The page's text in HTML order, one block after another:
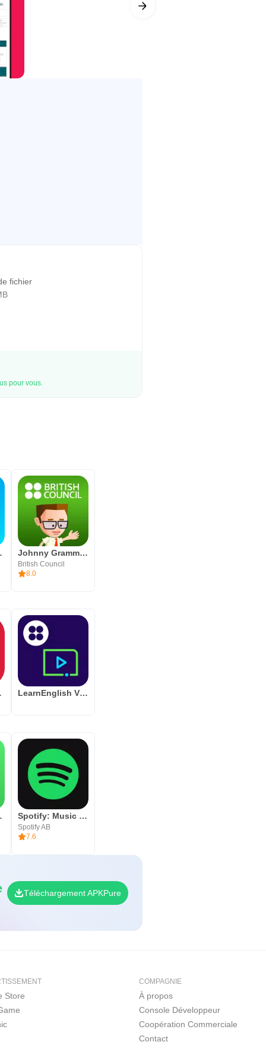
fichier
pour vous.
Johnny Grammar Word Challenge
British Council
8.0
LearnEnglish Videos
Spotify: Music and Podcasts
Spotify AB
7.6
Téléchargement APKPure
Store
COMPAGNIE
À propos
Console Développeur
Coopération Commerciale
Contact